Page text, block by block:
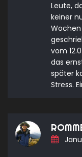
Leute,
keiner
Wochen
vom
das
später
Stress.